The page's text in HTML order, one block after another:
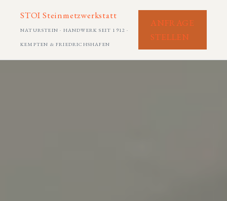
STOI Steinmetzwerkstatt
NATURSTEIN · HANDWERK SEIT 1912 ·
KEMPTEN & FRIEDRICHSHAFEN
ANFRAGE
STELLEN